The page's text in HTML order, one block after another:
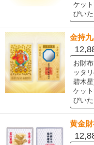
ケッ
びいた
金持
お財
ッタ
碧木
ケッ
びいた
黄金